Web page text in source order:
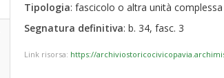
Tipologia: fascicolo o altra unità complessa
Segnatura definitiva: b. 34, fasc. 3
Link risorsa: https://